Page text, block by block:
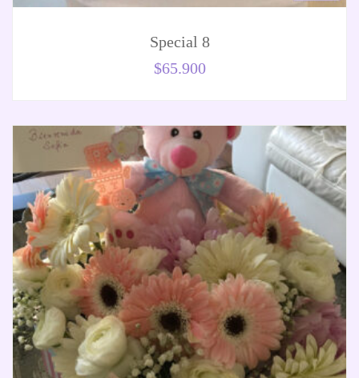
Special 8
$65.900